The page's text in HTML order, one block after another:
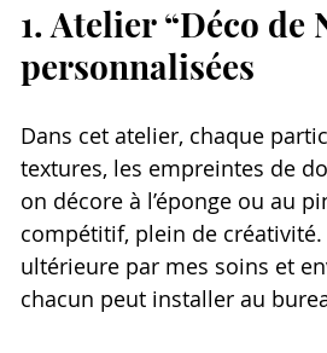
1. Atelier “Déco de
personnalisées
Dans cet atelier, chaque
textures, les empreintes de
on décore à l’éponge ou au
compétitif, plein de créativité.
ultérieure par mes soins et
chacun peut installer au